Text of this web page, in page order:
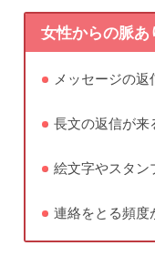
女性からの脈あ
メッセージの返
長文の返信が来
絵文字やスタン
連絡をとる頻度